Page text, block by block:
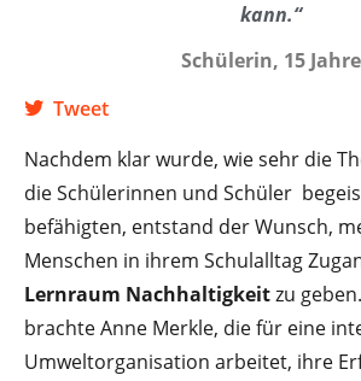
kann.“
Schülerin, 15 Jahre
Tweet
Nachdem klar wurde, wie sehr die
die Schülerinnen und Schüler
befähigten, entstand der Wunsch,
Menschen in ihrem Schulalltag
Lernraum Nachhaltigkeitzu
brachte Anne Merkle, die für eine
Umweltorganisation arbeitet, ihre